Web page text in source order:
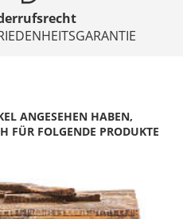
ANGESEHEN HABEN,
FÜR FOLGENDE PRODUKTE